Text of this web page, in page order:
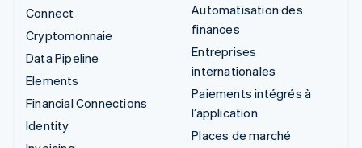
Connect
Cryptomonnaie
Data Pipeline
Elements
Financial Connections
Identity
Automatisation des
finances
Entreprises
internationales
Paiements intégrés à
l’application
Places de marché